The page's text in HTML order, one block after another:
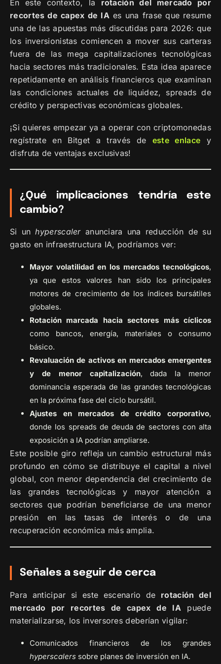
En este contexto, la rotación del mercado por
recortes de capex de IA es una frase que resume
una de las apuestas más discutidas para 2026: que
los inversionistas comiencen a mover sus carteras
fuera de las mega capitalizaciones tecnológicas
hacia sectores más tradicionales. Esta idea aparece
repetidamente en análisis financieros que examinan
las condiciones actuales de liquidez, spreads de
crédito y perspectivas económicas globales.
¡Si quieres empezar ya a operar con criptomonedas
regístrate en Bitget a través de este enlace y
disfruta de ventajas exclusivas!
¿Qué implicaciones tendría este
cambio?
Si unhyperscaleranunciara una reducción de su
gasto en infraestructura IA, podríamos ver:
Mayor volatilidad en los mercados tecnológicos,
ya que estos valores han sido los principales
motores de crecimiento de los índices bursátiles
globales.
Rotación marcada hacia sectores más cíclicos
como bancos, energía, materiales o consumo
básico.
Revaluación de activos en mercados emergentes
y de menor capitalización, dada la menor
dominancia esperada de las grandes tecnológicas
en la próxima fase del ciclo bursátil.
Ajustes en mercados de crédito corporativo,
donde los spreads de deuda de sectores con alta
exposición a IA podrían ampliarse.
Este posible giro refleja un cambio estructural más
profundo en cómo se distribuye el capital a nivel
global, con menor dependencia del crecimiento de
las grandes tecnológicas y mayor atención a
sectores que podrían beneficiarse de una menor
presión en las tasas de interés o de una
recuperación económica más amplia.
Señales a seguir de cerca
Para anticipar si este escenario de rotación del
mercado por recortes de capex de IA puede
materializarse, los inversores deberían vigilar:
Comunicados financieros de los grandes
hyperscalers sobre planes de inversión en IA.